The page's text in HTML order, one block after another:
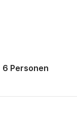
6 Personen